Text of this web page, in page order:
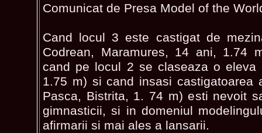
Comunicat de Presa Model of the
Cand locul 3 este castigat de
Codrean, Maramures, 14 ani, 1.74
cand pe locul 2 se claseaza o eleva
1.75 m) si cand insasi castigatoarea
Pasca, Bistrita, 1. 74 m) esti nevoit
gimnasticii, si in domeniul
afirmarii si mai ales a lansarii.